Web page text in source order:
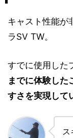
キャスト性能が
ラSV TW。
すでに使用した
までに体験した
すさを実現して
ス